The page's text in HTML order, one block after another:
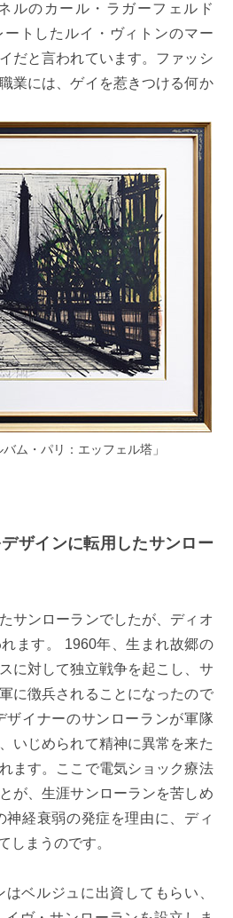
ルのカール・ラガーフェルド
ートしたルイ・ヴィトンのマー
だと言われています。ファッシ
業には、ゲイを惹きつける何か
ム・パリ：エッフェル塔」
ザインに転用したサンロー
サンローランでしたが、ディオ
ます。 1960年、生まれ故郷の
に対して独立戦争を起こし、サ
に徴兵されることになったので
ザイナーのサンローランが軍隊
いじめられて精神に異常を来た
ます。ここで電気ショック療法
が、生涯サンローランを苦しめ
神経衰弱の発症を理由に、ディ
しまうのです。
ベルジュに出資してもらい、